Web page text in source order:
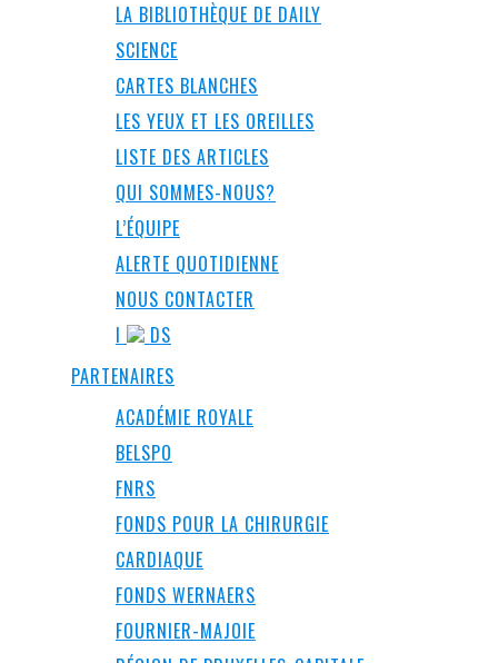
LA BIBLIOTHÈQUE DE DAILY
SCIENCE
CARTES BLANCHES
LES YEUX ET LES OREILLES
LISTE DES ARTICLES
QUI SOMMES-NOUS?
L’ÉQUIPE
ALERTE QUOTIDIENNE
NOUS CONTACTER
I
DS
PARTENAIRES
ACADÉMIE ROYALE
BELSPO
FNRS
FONDS POUR LA CHIRURGIE
CARDIAQUE
FONDS WERNAERS
FOURNIER-MAJOIE